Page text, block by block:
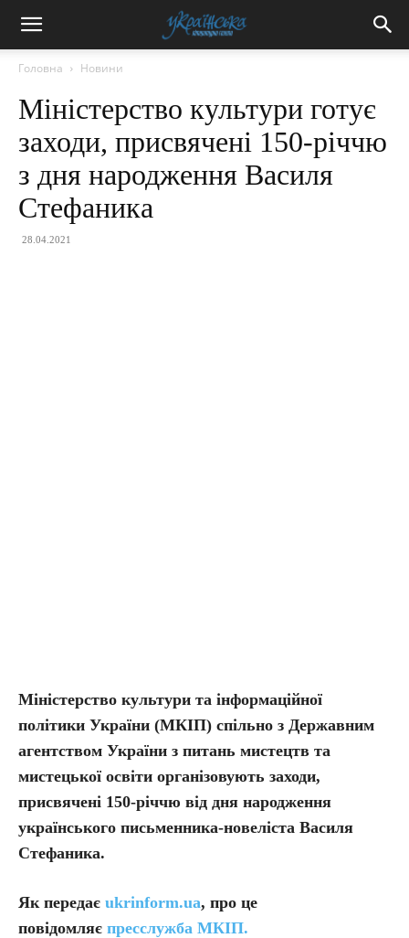
Головна Новини
Міністерство культури готує
заходи, присвячені 150-річчю
з дня народження Василя
Стефаника
28.04.2021
Міністерство культури та інформаційної
політики України (МКІП) спільно з Державним
агентством України з питань мистецтв та
мистецької освіти організовують заходи,
присвячені 150-річчю від дня народження
українського письменника-новеліста Василя
Стефаника.
Як передає ukrinform.ua, про це
повідомляє пресслужба МКІП.